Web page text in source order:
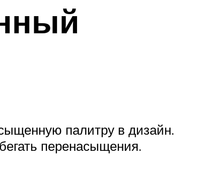
палитру в дизайн.
перенасыщения.